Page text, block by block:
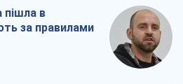
пішла в
за правилами